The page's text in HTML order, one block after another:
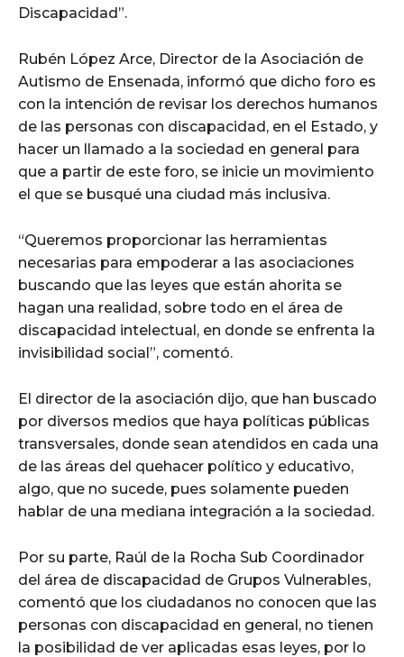
Discapacidad”.
Rubén López Arce, Director de la Asociación de
Autismo de Ensenada, informó que dicho foro es
con la intención de revisar los derechos humanos
de las personas con discapacidad, en el Estado, y
hacer un llamado a la sociedad en general para
que a partir de este foro, se inicie un movimiento
el que se busqué una ciudad más inclusiva.
“Queremos proporcionar las herramientas
necesarias para empoderar a las asociaciones
buscando que las leyes que están ahorita se
hagan una realidad, sobre todo en el área de
discapacidad intelectual, en donde se enfrenta la
invisibilidad social”, comentó.
El director de la asociación dijo, que han buscado
por diversos medios que haya políticas públicas
transversales, donde sean atendidos en cada una
de las áreas del quehacer político y educativo,
algo, que no sucede, pues solamente pueden
hablar de una mediana integración a la sociedad.
Por su parte, Raúl de la Rocha Sub Coordinador
del área de discapacidad de Grupos Vulnerables,
comentó que los ciudadanos no conocen que las
personas con discapacidad en general, no tienen
la posibilidad de ver aplicadas esas leyes, por lo